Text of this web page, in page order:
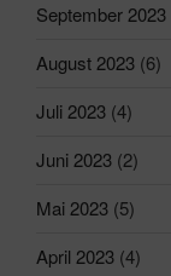
September 2023
August 2023 (6)
Juli 2023 (4)
Juni 2023 (2)
Mai 2023 (5)
April 2023 (4)